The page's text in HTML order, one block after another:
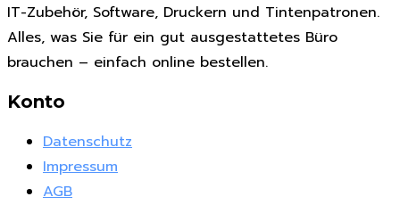
IT-Zubehör, Software, Druckern und Tintenpatronen.
Alles, was Sie für ein gut ausgestattetes Büro
brauchen – einfach online bestellen.
Konto
Datenschutz
Impressum
AGB